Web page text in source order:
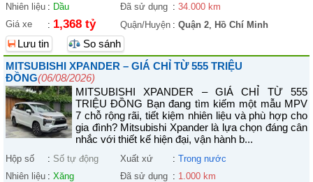
Nhiên liệu : Dầu Đã sử dụng : 34.000 km
Giá xe
: 1,368 tỷ Quận/Huyện : Quận 2, Hồ Chí Minh
Lưu tin
So sánh
MITSUBISHI XPANDER – GIÁ CHỈ TỪ 555 TRIỆU
ĐỒNG(06/08/2026)
MITSUBISHI XPANDER – GIÁ CHỈ TỪ 555
TRIỆU ĐỒNG Bạn đang tìm kiếm một mẫu MPV
7 chỗ rộng rãi, tiết kiệm nhiên liệu và phù hợp cho
gia đình? Mitsubishi Xpander là lựa chọn đáng cân
nhắc với thiết kế hiện đại, vận hành b...
Hộp số : Số tự động Xuất xứ : Trong nước
Nhiên liệu : Xăng Đã sử dụng : 1.000 km